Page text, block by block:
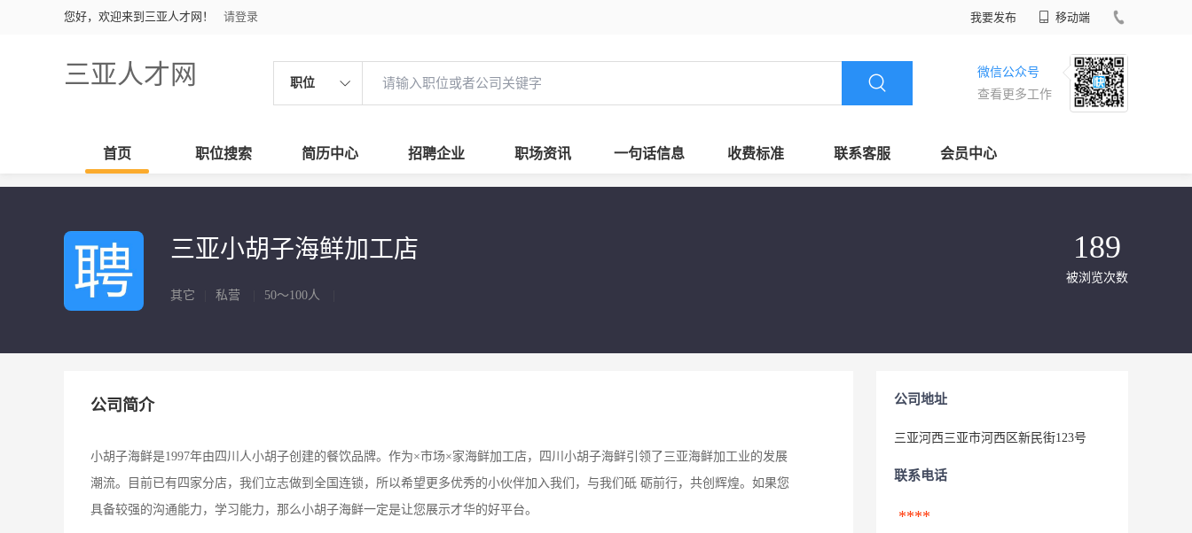
您好，欢迎来到三亚人才网！ 请登录 我要发布 移动端
三亚人才网 职位
微信公众号
查看更多工作
首页 职位搜索 简历中心 招聘企业 职场资讯 一句话信息 收费标准 联系客服 会员中心
三亚小胡子海鲜加工店
其它 私营 50～100人
189
被浏览次数
公司简介
小胡子海鲜是1997年由四川人小胡子创建的餐饮品牌。作为×市场×家海鲜加工店，四川小胡子海鲜引领了三亚海鲜加工业的发展
潮流。目前已有四家分店，我们立志做到全国连锁，所以希望更多优秀的小伙伴加入我们，与我们砥 砺前行，共创辉煌。如果您
具备较强的沟通能力，学习能力，那么小胡子海鲜一定是让您展示才华的好平台。
公司地址
三亚河西三亚市河西区新民街123号
联系电话
****